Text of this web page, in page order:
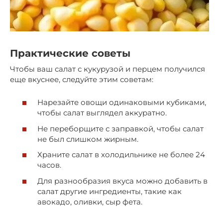
Практические советы
Чтобы ваш салат с кукурузой и перцем получился
еще вкуснее, следуйте этим советам:
Нарезайте овощи одинаковыми кубиками,
чтобы салат выглядел аккуратно.
Не переборщите с заправкой, чтобы салат
не был слишком жирным.
Храните салат в холодильнике не более 24
часов.
Для разнообразия вкуса можно добавить в
салат другие ингредиенты, такие как
авокадо, оливки, сыр фета.